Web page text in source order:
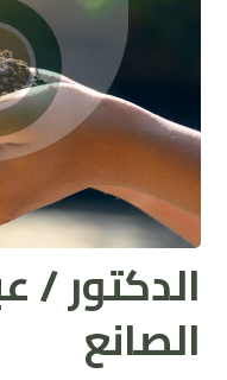
الدكتور /
الصانع